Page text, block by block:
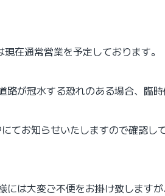
在通常営業を予定しております。
路が冠水する恐れのある場合、臨
てお知らせいたしますので確認し
には大変ご不便をお掛け致します